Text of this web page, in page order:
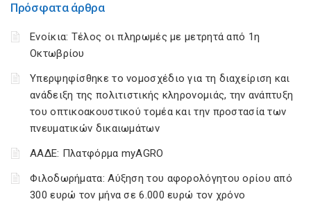
Πρόσφατα άρθρα
Ενοίκια: Τέλος οι πληρωμές με μετρητά από 1η
Οκτωβρίου
Υπερψηφίσθηκε το νομοσχέδιο για τη διαχείριση και
ανάδειξη της πολιτιστικής κληρονομιάς, την ανάπτυξη
του οπτικοακουστικού τομέα και την προστασία των
πνευματικών δικαιωμάτων
ΑΑΔΕ: Πλατφόρμα myAGRO
Φιλοδωρήματα: Αύξηση του αφορολόγητου ορίου από
300 ευρώ τον μήνα σε 6.000 ευρώ τον χρόνο